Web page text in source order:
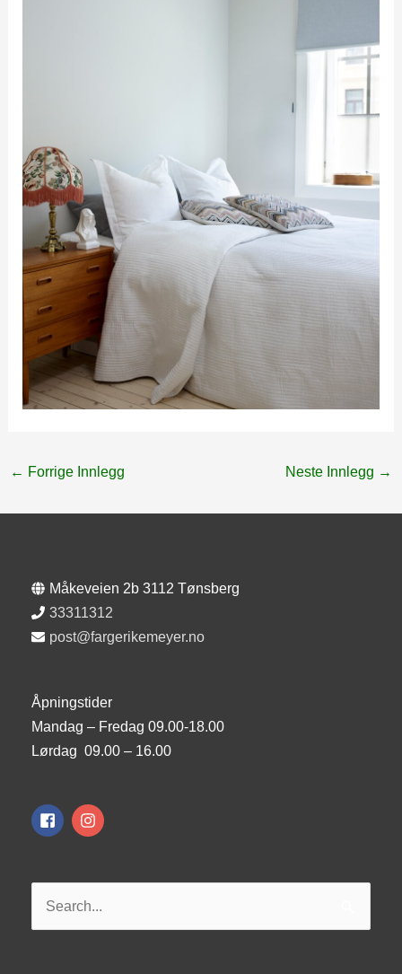
← Forrige Innlegg Neste Innlegg →
Måkeveien 2b 3112 Tønsberg
33311312
post@fargerikemeyer.no
Åpningstider
Mandag – Fredag 09.00-18.00
Lørdag 09.00 – 16.00